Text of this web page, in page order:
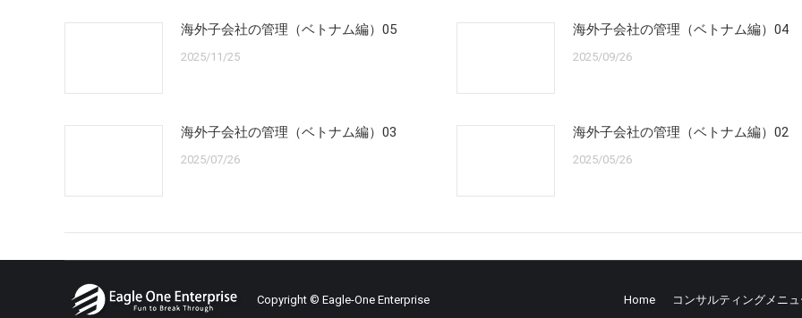
海外子会社の管理（ベトナム編）05
2025/11/25
海外子会社の管理（ベトナム編）04
2025/09/26
海外子会社の管理（ベトナム編）03
2025/07/26
海外子会社の管理（ベトナム編）02
2025/05/26
Copyright © Eagle-One Enterprise Home コンサルティングメニュ